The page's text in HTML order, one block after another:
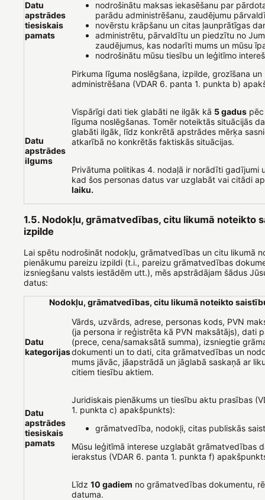
Datu
apstrādes
tiesiskais
pamats
nodrošinātu maksas iekasēšanu par
parādu administrēšanu, zaudējumu
novērstu krāpšanu un citas ļaunprātīgas
administrētu, pārvaldītu un piedzītu no
zaudējumus, kas nodarīti mums un mūsu
nodrošinātu mūsu tiesību un leģitīmo
Pirkuma līguma noslēgšana, izpilde, grozīšana un
administrēšana (VDAR 6. panta 1. punkta b)
Datu
apstrādes
ilgums
Vispārīgi dati tiek glabāti ne ilgāk kā 5 gadus
līguma noslēgšanas. Tomēr noteiktās situācijās
glabāti ilgāk, līdz konkrētā apstrādes mērķa
atkarībā no konkrētās faktiskās situācijas.
Privātuma politikas 4. nodaļā ir norādīti gadījumi
kad šos personas datus var uzglabāt vai citādi
laiku.
1.5. Nodokļu, grāmatvedības, citu likumā noteikto
izpilde
Lai spētu nodrošināt nodokļu, grāmatvedības un citu likumā
pienākumu pareizu izpildi (t.i., pareizu grāmatvedības
izsniegšanu valsts iestādēm utt.), mēs apstrādājam šādus
datus:
Nodokļu, grāmatvedības, citu likumā noteikto
Datu
kategorijas
Vārds, uzvārds, adrese, personas kods, PVN
(ja persona ir reģistrēta kā PVN maksātājs), dati
(prece, cena/samaksātā summa), izsniegtie
dokumenti un to dati, cita grāmatvedības un
mums jāvāc, jāapstrādā un jāglabā saskaņā ar
citiem tiesību aktiem.
Datu
apstrādes
tiesiskais
pamats
Juridiskais pienākums un tiesību aktu prasības
1. punkta c) apakšpunkts):
grāmatvedība, nodokļi, citas publiskās
Mūsu leģitīmā interese uzglabāt grāmatvedības
ierakstus (VDAR 6. panta 1. punkta f)
Līdz 10 gadiem no grāmatvedības dokumentu,
datuma.